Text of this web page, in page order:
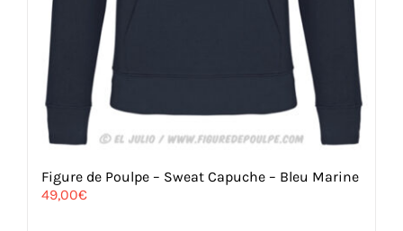
Figure de Poulpe – Sweat Capuche – Bleu Marine
49,00€